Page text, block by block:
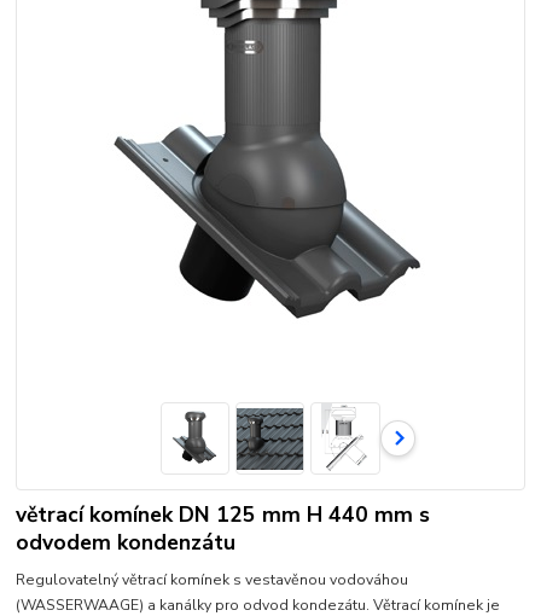
větrací komínek DN 125 mm H 440 mm s
odvodem kondenzátu
Regulovatelný větrací komínek s vestavěnou vodováhou
(WASSERWAAGE) a kanálky pro odvod kondezátu. Větrací komínek je